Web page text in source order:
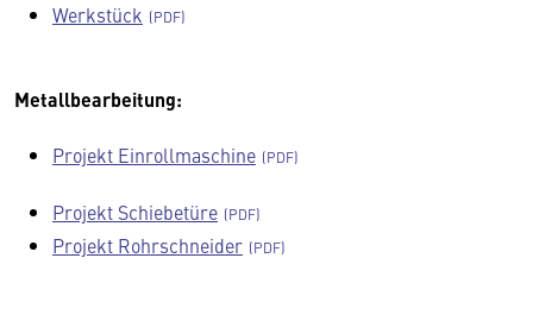
Werkstück
Metallbearbeitung:
Projekt Einrollmaschine
Projekt Schiebetüre
Projekt Rohrschneider